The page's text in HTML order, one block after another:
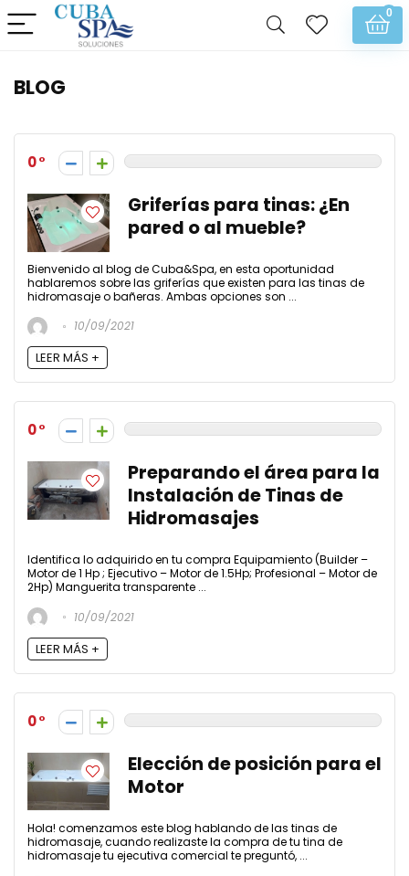
0
BLOG
0
Griferías para tinas: ¿En
pared o al mueble?
Bienvenido al blog de Cuba&Spa, en esta oportunidad
hablaremos sobre las griferías que existen para las tinas de
hidromasaje o bañeras. Ambas opciones son ...
10/09/2021
LEER MÁS +
0
Preparando el área para la
Instalación de Tinas de
Hidromasajes
Identifica lo adquirido en tu compra Equipamiento (Builder –
Motor de 1 Hp ; Ejecutivo – Motor de 1.5Hp; Profesional – Motor de
2Hp) Manguerita transparente ...
10/09/2021
LEER MÁS +
0
Elección de posición para el
Motor
Hola! comenzamos este blog hablando de las tinas de
hidromasaje, cuando realizaste la compra de tu tina de
hidromasaje tu ejecutiva comercial te preguntó, ...